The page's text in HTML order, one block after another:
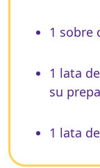
1 sobre
1 lata
su
1 lata